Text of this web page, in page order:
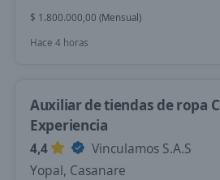
$ 1.800.000,00 (Mensual)
Hace 4 horas
Auxiliar de tiendas de ropa
Experiencia
4,4
Vinculamos S.A.S
Yopal, Casanare